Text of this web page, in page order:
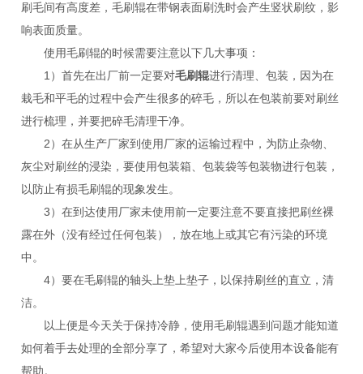
刷毛间有高度差，毛刷辊在带钢表面刷洗时会产生竖状刷纹，影
响表面质量。
使用毛刷辊的时候需要注意以下几大事项：
1）首先在出厂前一定要对毛刷辊进行清理、包装，因为在
栽毛和平毛的过程中会产生很多的碎毛，所以在包装前要对刷丝
进行梳理，并要把碎毛清理干净。
2）在从生产厂家到使用厂家的运输过程中，为防止杂物、
灰尘对刷丝的浸染，要使用包装箱、包装袋等包装物进行包装，
以防止有损毛刷辊的现象发生。
3）在到达使用厂家未使用前一定要注意不要直接把刷丝裸
露在外（没有经过任何包装），放在地上或其它有污染的环境
中。
4）要在毛刷辊的轴头上垫上垫子，以保持刷丝的直立，清
洁。
以上便是今天关于保持冷静，使用毛刷辊遇到问题才能知道
如何着手去处理的全部分享了，希望对大家今后使用本设备能有
帮助。